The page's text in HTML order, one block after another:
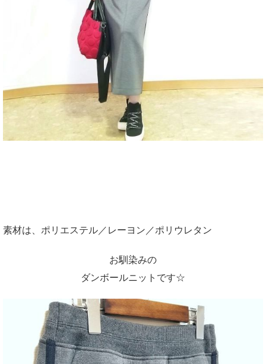
素材は、ポリエステル／レーヨン／ポリウレタン
お馴染みの
ダンボールニットです☆